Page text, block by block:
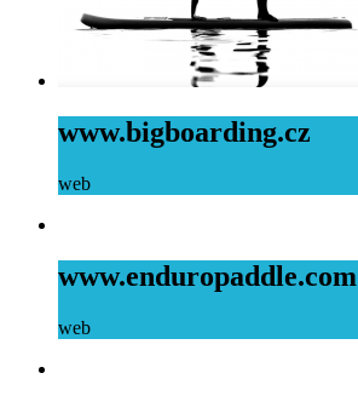
www.bigboarding.cz
web
www.enduropaddle.com
web